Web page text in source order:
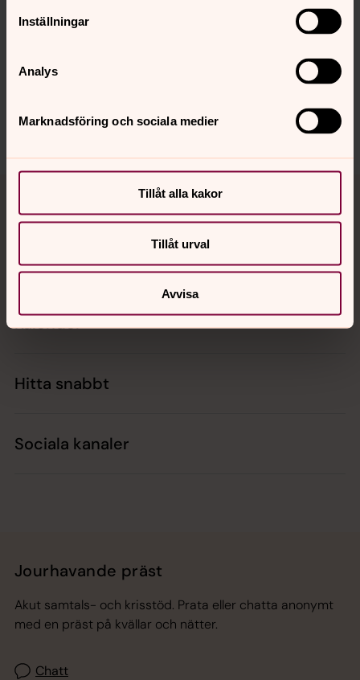
Inställningar
Analys
Marknadsföring och sociala medier
Tillåt alla kakor
Tillåt urval
Avvisa
innehåll?
Dela
Kontakt
Kalender
Hitta snabbt
Sociala kanaler
Jourhavande präst
Akut samtals- och krisstöd. Prata eller chatta anonymt
med en präst på kvällar och nätter.
Chatt